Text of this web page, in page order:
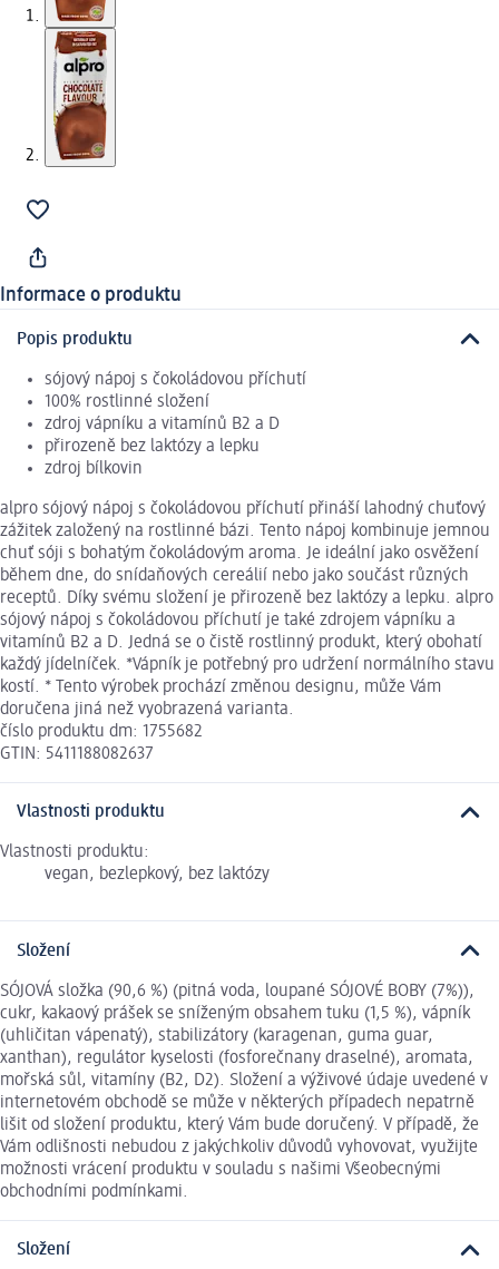
Informace o produktu
Popis produktu
sójový nápoj s čokoládovou příchutí
100% rostlinné složení
zdroj vápníku a vitamínů B2 a D
přirozeně bez laktózy a lepku
zdroj bílkovin
alpro sójový nápoj s čokoládovou příchutí přináší lahodný chuťový
zážitek založený na rostlinné bázi. Tento nápoj kombinuje jemnou
chuť sóji s bohatým čokoládovým aroma. Je ideální jako osvěžení
během dne, do snídaňových cereálií nebo jako součást různých
receptů. Díky svému složení je přirozeně bez laktózy a lepku. alpro
sójový nápoj s čokoládovou příchutí je také zdrojem vápníku a
vitamínů B2 a D. Jedná se o čistě rostlinný produkt, který obohatí
každý jídelníček. *Vápník je potřebný pro udržení normálního stavu
kostí. * Tento výrobek prochází změnou designu, může Vám
doručena jiná než vyobrazená varianta.
číslo produktu dm: 1755682
GTIN: 5411188082637
Vlastnosti produktu
Vlastnosti produktu:
vegan, bezlepkový, bez laktózy
Složení
SÓJOVÁ složka (90,6 %) (pitná voda, loupané SÓJOVÉ BOBY (7%)),
cukr, kakaový prášek se sníženým obsahem tuku (1,5 %), vápník
(uhličitan vápenatý), stabilizátory (karagenan, guma guar,
xanthan), regulátor kyselosti (fosforečnany draselné), aromata,
mořská sůl, vitamíny (B2, D2). Složení a výživové údaje uvedené v
internetovém obchodě se může v některých případech nepatrně
lišit od složení produktu, který Vám bude doručený. V případě, že
Vám odlišnosti nebudou z jakýchkoliv důvodů vyhovovat, využijte
možnosti vrácení produktu v souladu s našimi Všeobecnými
obchodními podmínkami.
Složení